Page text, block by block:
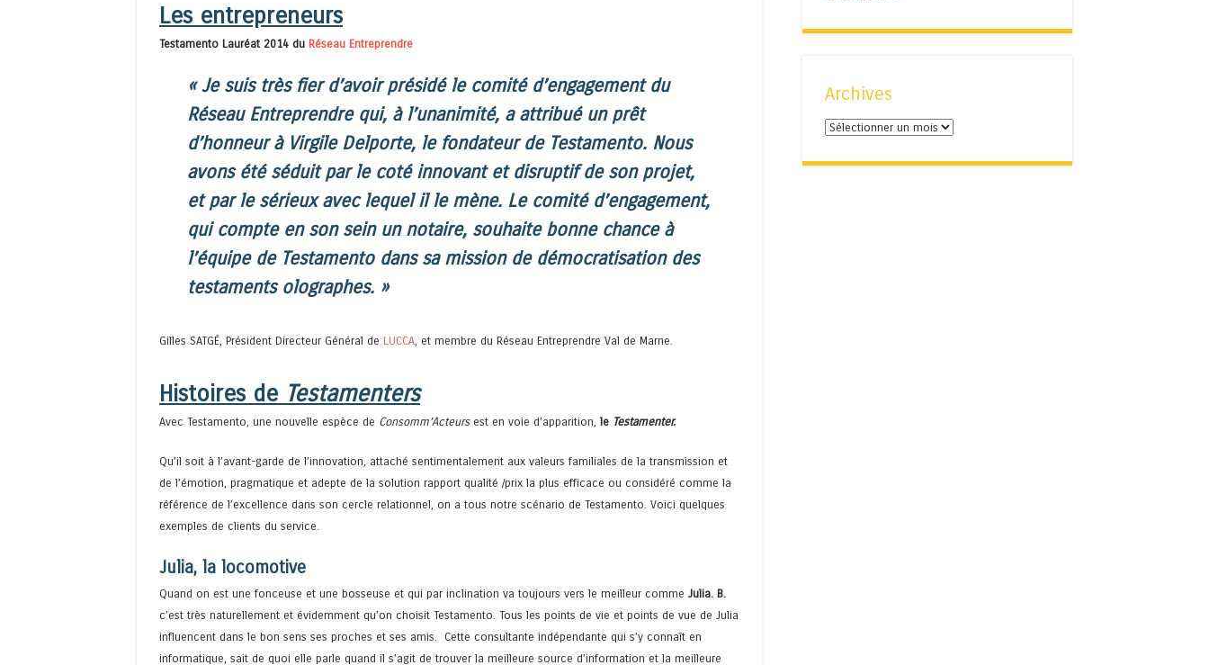
Les entrepreneurs
Testamento Lauréat 2014 du Réseau Entreprendre
« Je suis très fier d’avoir présidé le comité d’engagement du
Réseau Entreprendre qui, à l’unanimité, a attribué un prêt
d’honneur à Virgile Delporte, le fondateur de Testamento. Nous
avons été séduit par le coté innovant et disruptif de son projet,
et par le sérieux avec lequel il le mène. Le comité d’engagement,
qui compte en son sein un notaire, souhaite bonne chance à
l’équipe de Testamento dans sa mission de démocratisation des
testaments olographes. »
Gilles SATGÉ, Président Directeur Général de LUCCA, et membre du Réseau Entreprendre Val de Marne.
Histoires de Testamenters
Avec Testamento, une nouvelle espèce de Consomm’Acteursest en voie d’apparition, le Testamenter.
Qu’il soit à l’avant-garde de l’innovation, attaché sentimentalement aux valeurs familiales de la transmission et
de l’émotion, pragmatique et adepte de la solution rapport qualité /prix la plus efficace ou considéré comme la
référence de l’excellence dans son cercle relationnel, on a tous notre scénario de Testamento. Voici quelques
exemples de clients du service.
Julia, la locomotive
Quand on est une fonceuse et une bosseuse et qui par inclination va toujours vers le meilleur comme Julia. B.
c’est très naturellement et évidemment qu’on choisit Testamento. Tous les points de vie et points de vue de Julia
influencent dans le bon sens ses proches et ses amis. Cette consultante indépendante qui s’y connaît en
informatique, sait de quoi elle parle quand il s’agit de trouver la meilleure source d’information et la meilleure
Archives
Archives